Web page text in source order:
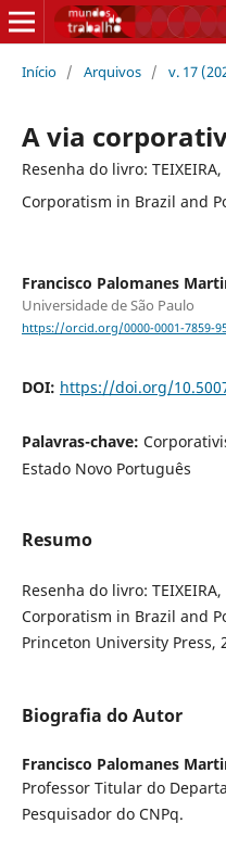
Início / Arquivos / v. 17
A via
Resenha do livro:
Corporatism in Brazil and
Francisco Palomanes
Universidade de São Paulo
https://orcid.org/0000-0001-7859-
DOI: https://doi.org/
Palavras-chave:
Estado Novo Português
Resumo
Resenha do livro:
Corporatism in Brazil and
Princeton University Press,
Biografia do Autor
Francisco Palomanes
Professor Titular do
Pesquisador do CNPq.